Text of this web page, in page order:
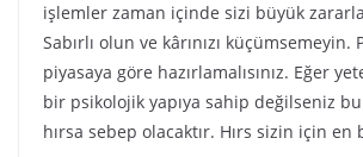
işlemler zaman içinde sizi büyük
Sabırlı olun ve kârınızı küçümsemeyin.
piyasaya göre hazırlamalısınız. Eğer
bir psikolojik yapıya sahip değilseniz
hırsa sebep olacaktır. Hırs sizin için